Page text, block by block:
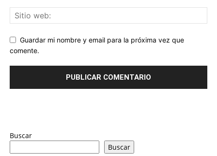
Guardar mi nombre y email para la próxima vez que
comente.
Buscar
Buscar